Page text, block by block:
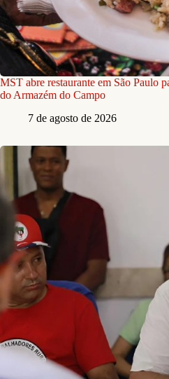
MST abre restaurante em São Paulo
do Armazém do Campo
7 de agosto de 2026